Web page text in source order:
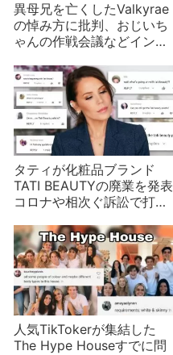
異母兄を亡くしたValkyrae
の悼み方に批判、おじいち
ゃんの作戦会議などインフ
タティが化粧品ブランド
TATI BEAUTYの廃業を発表
コロナや相次ぐ訴訟で打撃
人気TikTokerが集結した
The Hype Houseすでに問